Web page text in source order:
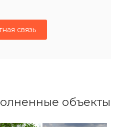
связь
объекты